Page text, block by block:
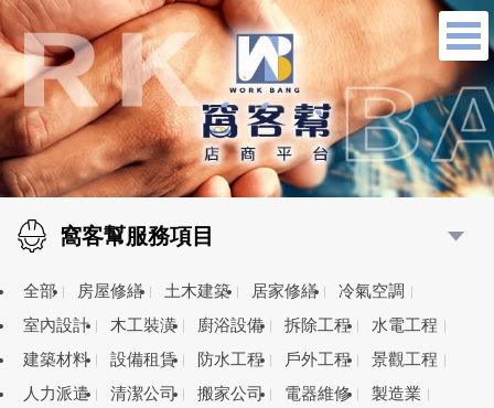
窩客幫服務項目
全部 房屋修繕 土木建築 居家修繕
冷氣空調
室內設計
木工裝潢 廚浴設備 拆除工程
水電工程
建築材料
設備租賃 防水工程 戶外工程
景觀工程
人力派遣
清潔公司 搬家公司 電器維修
製造業